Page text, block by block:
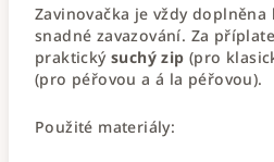
Zavinovačka je vždy doplněna
snadné zavazování. Za
praktickýsuchý zip (pro
(pro péřovou a á la péřovou).
Použité materiály: